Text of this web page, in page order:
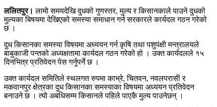
ललितपुर। लामो समयदेखि दुधको गुणस्तर, मुल्य र किसानकाले पाउने दुधको
मुल्यका बिषयमा देखिएको समस्या समाधान गर्न सरकारले कार्यदल गठन गरेको
छ ।
दुध किसानका समस्या विषयमा अध्ययन गर्न कृषि तथा पशुपंक्षी मन्त्रालयले
बाबुकाजी पन्तको अध्यक्षतामा कार्यदल गठन गरेको हो । उक्त कार्यदलले १५
दिनभित्र प्रतिवेदन पेस गर्नुपर्ने छ ।
उक्त कार्यदल समितिले स्थलगत रुपमा काभ्रे, चितवन, नवलपरासी र
मकवानपुर क्षेत्रका दुध किसानका समस्याका विषयमा अध्ययन प्रतिवेदन
बनाउने छ । त्यो अबधिसम्म किसानले पहिले पाएकै मुल्य पाउनेछन् ।